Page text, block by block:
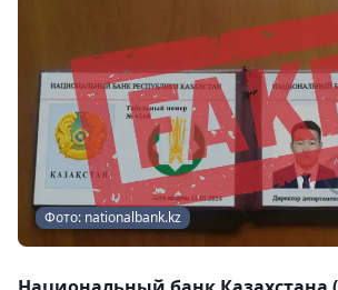
Фото: nationalbank.kz